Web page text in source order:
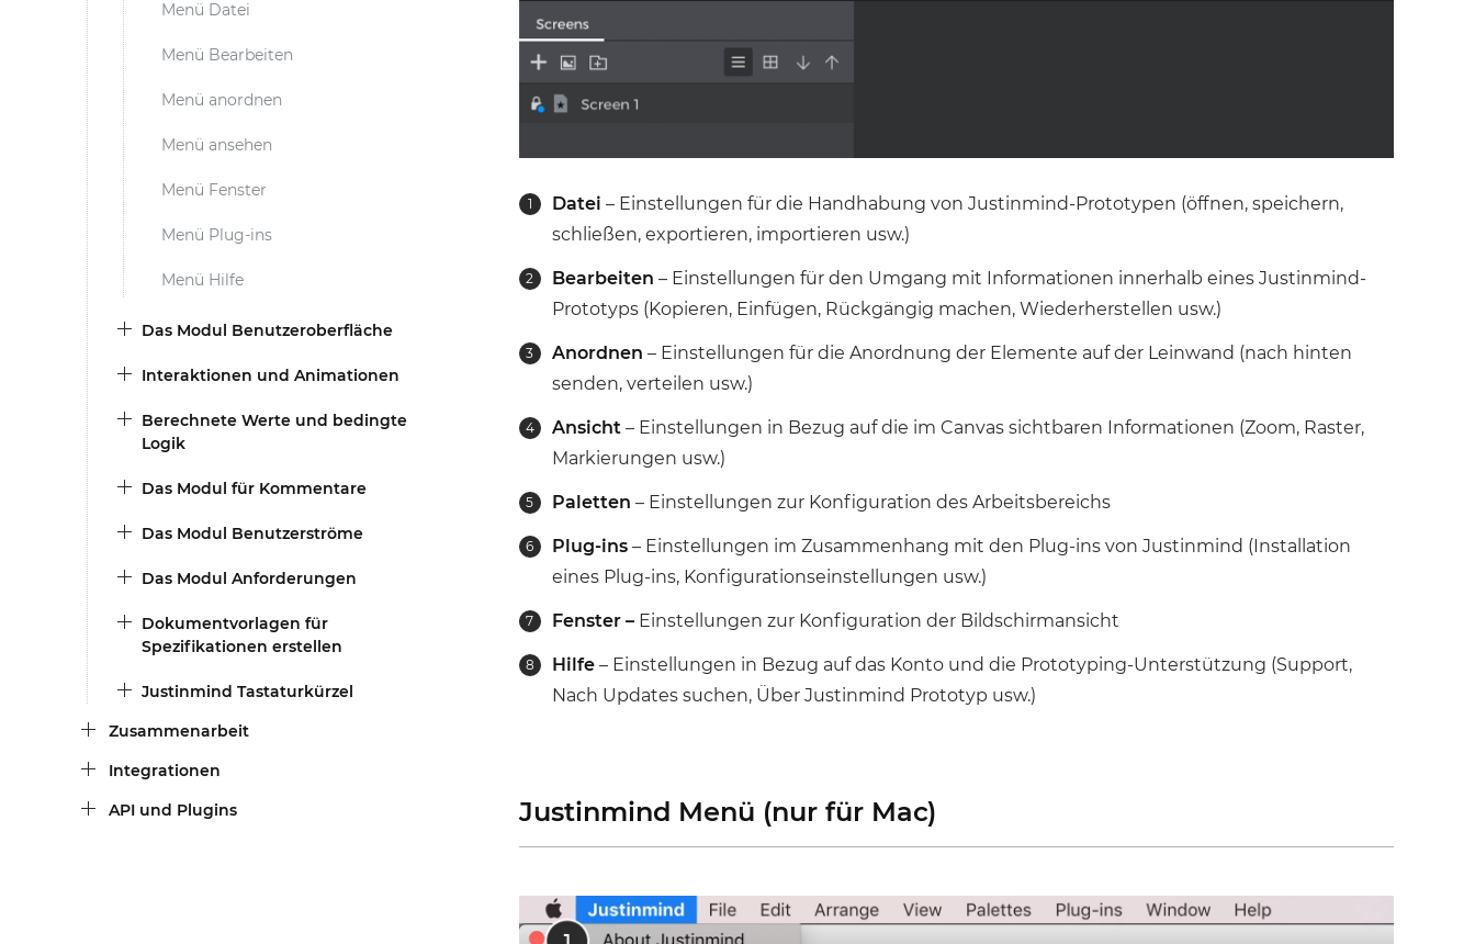
Zusammenarbeit
Gemeinsam besser designen
iOS 18 UI Bibliothek, neueste Geräte
Menü Datei
Menü Bearbeiten
Menü anordnen
Menü ansehen
Menü Fenster
Menü Plug-ins
Menü Hilfe
Das Modul Benutzeroberfläche
Interaktionen und Animationen
Berechnete Werte und bedingte
Logik
Das Modul für Kommentare
Das Modul Benutzerströme
Das Modul Anforderungen
Dokumentvorlagen für
Spezifikationen erstellen
Justinmind Tastaturkürzel
Zusammenarbeit
Integrationen
API und Plugins
Datei – Einstellungen für die Handhabung von Justinmind-Prototypen (öffnen, speichern,
schließen, exportieren, importieren usw.)
Bearbeiten – Einstellungen für den Umgang mit Informationen innerhalb eines Justinmind-
Prototyps (Kopieren, Einfügen, Rückgängig machen, Wiederherstellen usw.)
Anordnen – Einstellungen für die Anordnung der Elemente auf der Leinwand (nach hinten
senden, verteilen usw.)
Ansicht– Einstellungen in Bezug auf die im Canvas sichtbaren Informationen (Zoom, Raster,
Markierungen usw.)
Paletten – Einstellungen zur Konfiguration des Arbeitsbereichs
Plug-ins– Einstellungen im Zusammenhang mit den Plug-ins von Justinmind (Installation
eines Plug-ins, Konfigurationseinstellungen usw.)
Fenster – Einstellungen zur Konfiguration der Bildschirmansicht
Hilfe– Einstellungen in Bezug auf das Konto und die Prototyping-Unterstützung (Support,
Nach Updates suchen, Über Justinmind Prototyp usw.)
Justinmind Menü (nur für Mac)